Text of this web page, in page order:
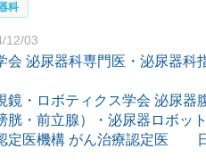
科
12/03
会 泌尿器科専門医・泌尿器科
鏡・ロボティクス学会 泌尿
胱・前立腺）・泌尿器ロボッ
定医機構 がん治療認定医